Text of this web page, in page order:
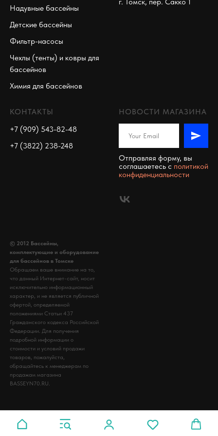
Надувные бассейны
Детские бассейны
Фильтр-насосы
Чехлы (тенты) и ковры для
бассейнов
Химия для бассейнов
КОНТАКТЫ
+7 (909) 543-82-48
+7 (3822) 238-248
НОВОСТИ МАГАЗИНА
Отправляя форму, вы
соглашаетесь c политикой
конфиденциальности
© 2012 Бассейны,
комплектующие и оборудование
для бассейнов в Томске
Обращаем ваше внимание на то,
что данный Интернет-сайт, носит
исключительно информационный
характер, и не является публичной
офертой, определяемой
положениями Статьи 437
Гражданского кодекса Российской
Федерации. Для получения
подробной информации о
стоимости и условий продажи
товаров, пожалуйста,
обращайтесь к менеджерам по
продажам магазина
BASSEYN70.RU.